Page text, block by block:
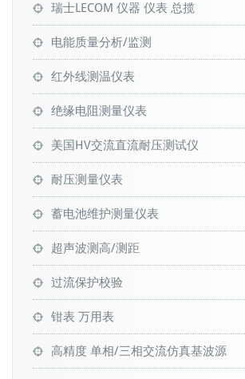
瑞士LECOM 仪器 仪表 总揽
电能质量分析/监测
红外线测温仪表
绝缘电阻测量仪表
美国HV交流直流耐压测试仪
耐压测量仪表
蓄电池维护测量仪表
超声波测高/测距
过流保护校验
钳表 万用表
高精度 单相/三相交流仿真基波源